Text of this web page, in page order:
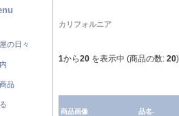
の日々
品
カリフォルニア
1から20 を表示中 (商品の数: 20)
商品画像 品名-